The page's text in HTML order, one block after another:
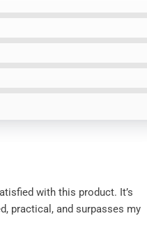
with this product. It’s
practical, and surpasses my